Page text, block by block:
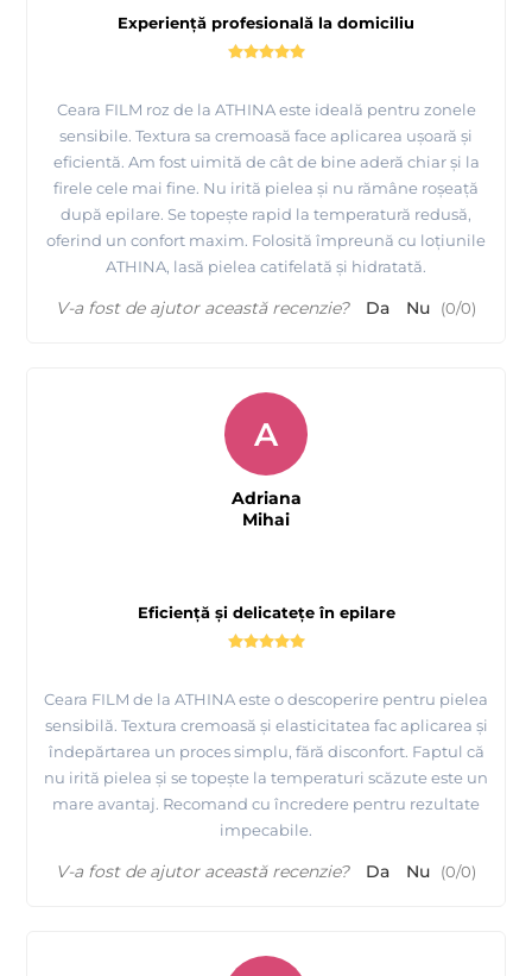
Tutorial epilare Brate cu Ceara FILM elastica MOV -
ATHINA Premium Formula
Experiență profesională la domiciliu
Ceara FILM roz de la ATHINA este ideală pentru zonele
sensibile. Textura sa cremoasă face aplicarea ușoară și
eficientă. Am fost uimită de cât de bine aderă chiar și la
firele cele mai fine. Nu irită pielea și nu rămâne roșeață
după epilare. Se topește rapid la temperatură redusă,
oferind un confort maxim. Folosită împreună cu loțiunile
ATHINA, lasă pielea catifelată și hidratată.
V-a fost de ajutor această recenzie? Da Nu (0/0)
Eficiență și delicatețe în epilare
Ceara FILM de la ATHINA este o descoperire pentru pielea
sensibilă. Textura cremoasă și elasticitatea fac aplicarea și
îndepărtarea un proces simplu, fără disconfort. Faptul că
nu irită pielea și se topește la temperaturi scăzute este un
mare avantaj. Recomand cu încredere pentru rezultate
impecabile.
A
Adriana
Mihai
V-a fost de ajutor această recenzie? Da Nu (0/0)